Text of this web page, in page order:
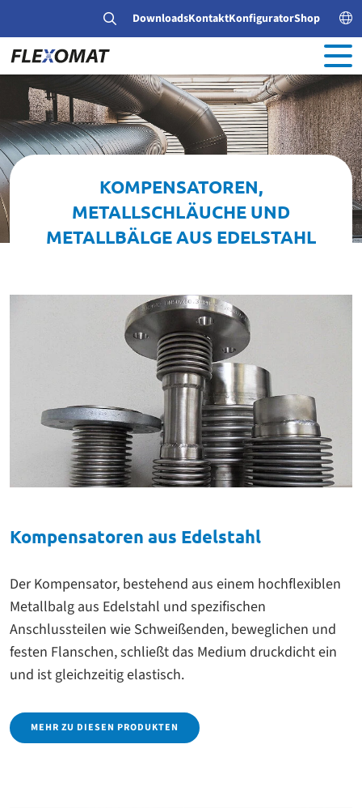
DownloadsKontaktKonfiguratorShop
KOMPENSATOREN,
METALLSCHLÄUCHE UND
METALLBÄLGE AUS EDELSTAHL
Kompensatoren aus Edelstahl
Der Kompensator, bestehend aus einem hochflexiblen
Metallbalg aus Edelstahl und spezifischen
Anschlussteilen wie Schweißenden, beweglichen und
festen Flanschen, schließt das Medium druckdicht ein
und ist gleichzeitig elastisch.
MEHR ZU DIESEN PRODUKTEN